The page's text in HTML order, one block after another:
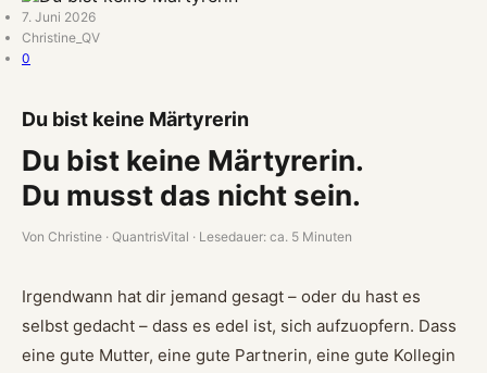
7. Juni 2026
Christine_QV
0
Du bist keine Märtyrerin
Du bist keine Märtyrerin.
Du musst das nicht sein.
Von Christine · QuantrisVital · Lesedauer: ca. 5 Minuten
Irgendwann hat dir jemand gesagt – oder du hast es
selbst gedacht – dass es edel ist, sich aufzuopfern. Dass
eine gute Mutter, eine gute Partnerin, eine gute Kollegin